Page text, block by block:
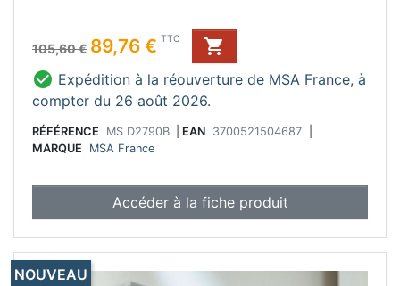
Prix de base
105,60 €
Prix 89,76 € TTC

 Expédition à la réouverture de MSA France, à
compter du 26 août 2026.
RÉFÉRENCE MS D2790B EAN 3700521504687
MARQUE
MSA France
Accéder à la fiche produit
NOUVEAU